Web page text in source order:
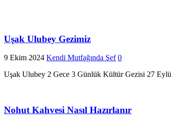
Uşak Ulubey Gezimiz
9 Ekim 2024 Kendi Mutfağında Şef 0
Uşak Ulubey 2 Gece 3 Günlük Kültür Gezisi 27
Nohut Kahvesi Nasıl Hazırlanır